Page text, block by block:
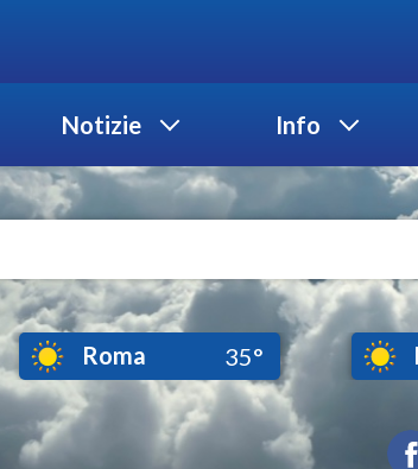
Notizie Info
Roma 35°